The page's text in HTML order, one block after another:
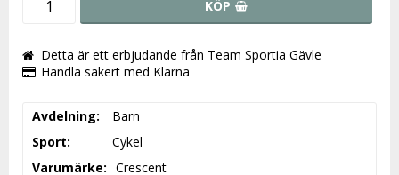
KÖP
Detta är ett erbjudande från Team Sportia Gävle
Handla säkert med Klarna
Avdelning
Barn
Sport
Cykel
Varumärke
Crescent